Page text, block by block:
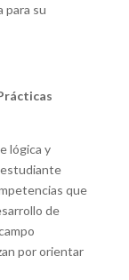
para su
lógica y
estudiante
que
de
por orientar